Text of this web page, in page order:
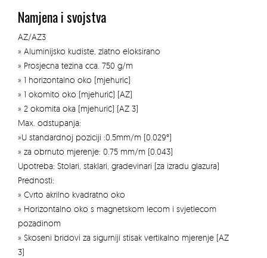
Namjena i svojstva
AZ/AZ3
» Aluminijsko kudiste, zlatno eloksirano
» Prosjecna tezina cca. 750 g/m
» 1 horizontalno oko (mjehuric)
» 1 okomito oko (mjehuri¢) (AZ)
» 2 okomita oka (mjehuri¢) (AZ 3)
Max. odstupanja:
»U standardnoj poziciji :0.5mm/m (0.029°)
» za obrnuto mjerenje: 0.75 mm/m (0.043)
Upotreba: Stolari, staklari, gradevinari (za izradu glazura)
Prednosti:
» Cvrto akrilno kvadratno oko
» Horizontalno oko s magnetskom lecom i svjetlecom
pozadinom
» Skoseni bridovi za sigurniji stisak vertikalno mjerenje (AZ
3)